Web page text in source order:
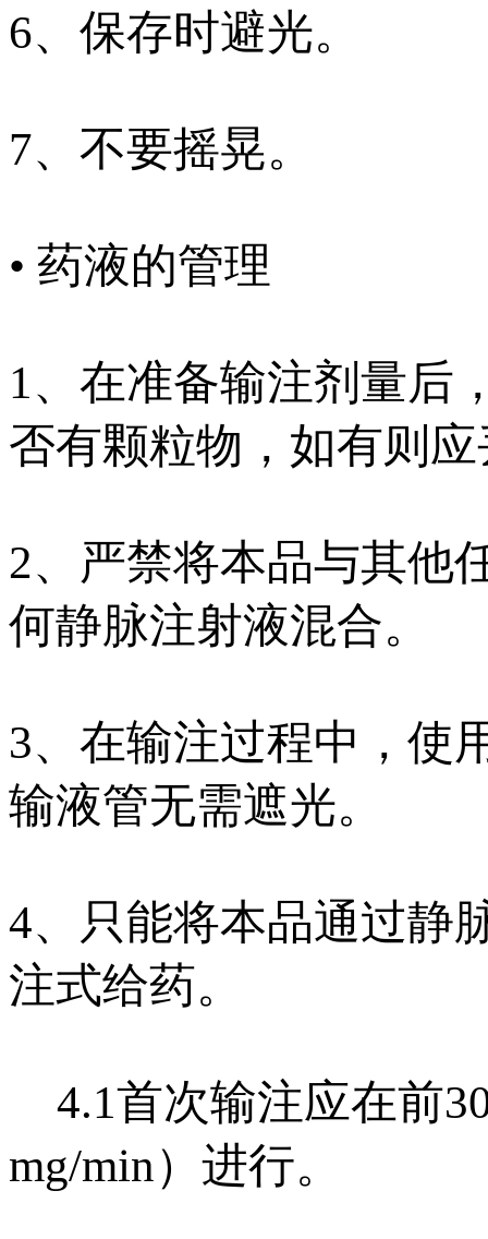
6、保存时避光。
7、不要摇晃。
• 药液的管理
1、在准备输注剂量后
否有颗粒物，如有则
2、严禁将本品与其他
何静脉注射液混合。
3、在输注过程中，使
输液管无需遮光。
4、只能将本品通过静
注式给药。
4.1首次输注应在前
mg/min）进行。